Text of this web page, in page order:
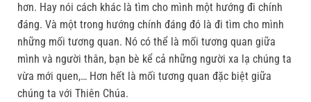
hơn. Hay nói cách khác là tìm cho mình một hướng đi chính
đáng. Và một trong hướng chính đáng đó là đi tìm cho mình
những mối tương quan. Nó có thể là mối tương quan giữa
mình và người thân, bạn bè kể cả những người xa lạ chúng ta
vừa mới quen,… Hơn hết là mối tương quan đặc biệt giữa
chúng ta với Thiên Chúa.